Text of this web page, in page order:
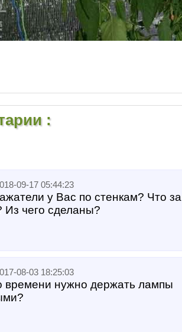
:
09-17 05:44:23
у Вас по стенкам? Что за
Из чего сделаны?
08-03 18:25:03
времени нужно держать лампы